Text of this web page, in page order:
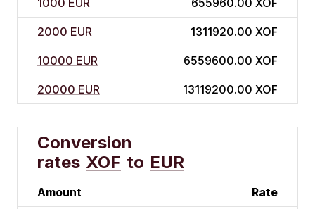
1000 EUR 655960.00 XOF
2000 EUR 1311920.00 XOF
10000 EUR 6559600.00 XOF
20000 EUR 13119200.00 XOF
Conversion
rates XOF to EUR
Amount Rate